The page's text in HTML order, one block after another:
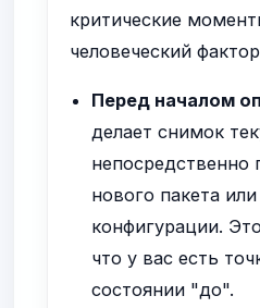
критические
человеческий
Перед началом
делает снимок
непосредственно
нового пакета
конфигурации.
что у вас есть
состоянии "до".